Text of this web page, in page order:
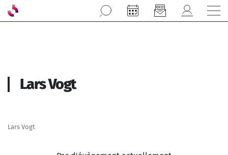
Aller au contenu principal
Lars Vogt
Lars Vogt